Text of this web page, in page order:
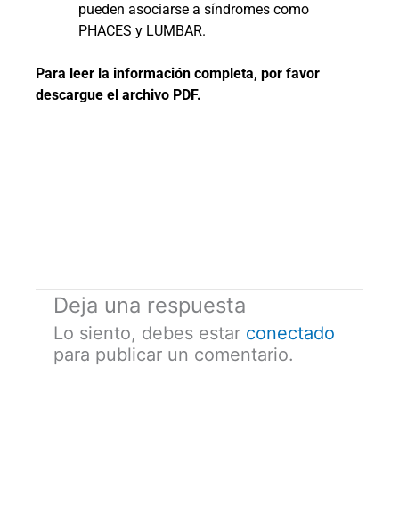
pueden asociarse a síndromes como
PHACES y LUMBAR.
Para leer la información completa, por favor
descargue el archivo PDF.
Deja una respuesta
Lo siento, debes estar conectado
para publicar un comentario.